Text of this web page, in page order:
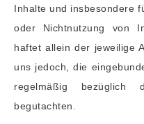
Inhalte und insbesondere
oder Nichtnutzung von
haftet allein der jeweilige
uns jedoch, die
regelmäßig bezüglich
begutachten.